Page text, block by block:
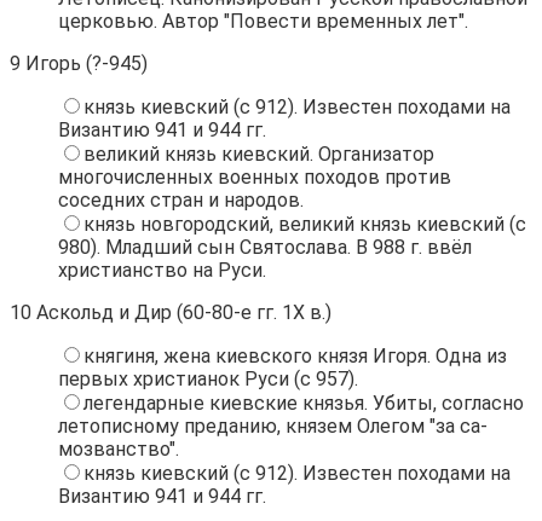
церковью. Автор "Повести временных лет".
9 Игорь (?-945)
князь киевский (с 912). Известен походами на
Византию 941 и 944 гг.
великий князь киевский. Организатор
многочисленных военных походов против
соседних стран и народов.
князь новгородский, великий князь киевский (с
980). Младший сын Святослава. В 988 г. ввёл
христианство на Руси.
10 Аскольд и Дир (60-80-е гг. 1Х в.)
княгиня, жена киевского князя Игоря. Одна из
первых христианок Руси (с 957).
легендарные киевские князья. Убиты, согласно
летописному преданию, князем Олегом "за са-
мозванство".
князь киевский (с 912). Известен походами на
Византию 941 и 944 гг.